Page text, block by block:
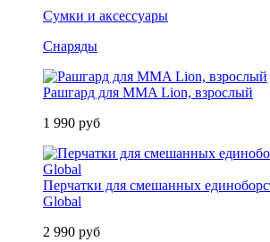
Сумки и аксессуары
Снаряды
Рашгард для MMA Lion, взрослый
1 990 руб
Перчатки для смешанных
Global
2 990 руб